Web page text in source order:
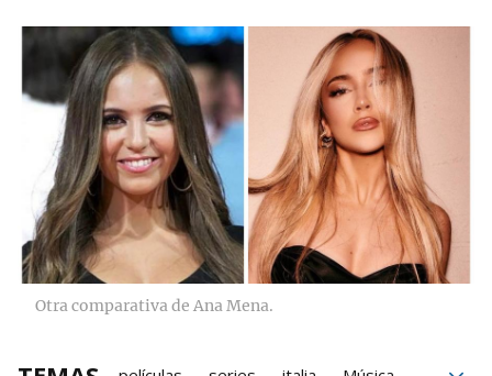
Otra comparativa de Ana Mena.